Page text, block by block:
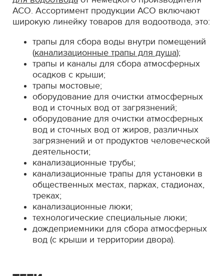
АСО. Ассортимент продукции АСО включают
широкую линейку товаров для водоотвода, это:
трапы для сбора воды внутри помещений
(канализационные трапы для душа);
трапы и каналы для сбора атмосферных
осадков с крыши;
трапы мостовые;
оборудование для очистки атмосферных
вод и сточных вод от загрязнений;
оборудование для очистки атмосферных
вод и сточных вод от жиров, различных
загрязнений и от продуктов человеческой
деятельности;
канализационные трубы;
канализационные трапы для установки в
общественных местах, парках, стадионах,
треках;
канализационные люки;
технологические специальные люки;
дождеприемники для сбора атмосферных
вод (с крыши и территории двора).